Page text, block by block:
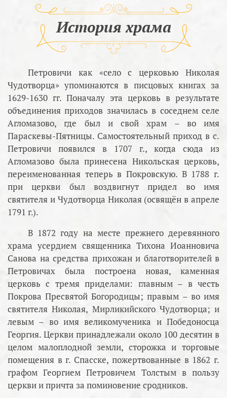
История храма
Петровичи как «село с церковью Николая
Чудотворца» упоминаются в писцовых книгах за
1629-1630 гг. Поначалу эта церковь в результате
объединения приходов значилась в соседнем селе
Агломазово, где был и свой храм – во имя
Параскевы-Пятницы. Самостоятельный приход в с.
Петровичи появился в 1707 г., когда сюда из
Агломазово была принесена Никольская церковь,
переименованная теперь в Покровскую. В 1788 г.
при церкви был воздвигнут придел во имя
святителя и Чудотворца Николая (освящён в апреле
1791 г.).
В 1872 году на месте прежнего деревянного
храма усердием священника Тихона Иоанновича
Санова на средства прихожан и благотворителей в
Петровичах была построена новая, каменная
церковь с тремя приделами: главным – в честь
Покрова Пресвятой Богородицы; правым – во имя
святителя Николая, Мирликийского Чудотворца; и
левым – во имя великомученика и Победоносца
Георгия. Церкви принадлежали около 100 десятин в
целом малоплодной земли, сторожка и торговые
помещения в г. Спасске, пожертвованные в 1862 г.
графом Георгием Петровичем Толстым в пользу
церкви и причта за поминовение сродников.